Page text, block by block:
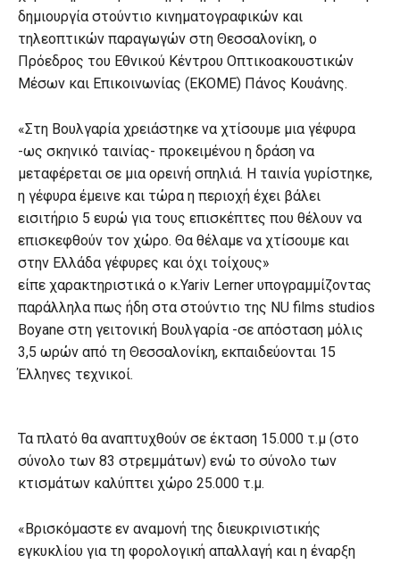
δημιουργία στούντιο κινηματογραφικών και
τηλεοπτικών παραγωγών στη Θεσσαλονίκη, ο
Πρόεδρος του Εθνικού Κέντρου Οπτικοακουστικών
Μέσων και Επικοινωνίας (ΕΚΟΜΕ) Πάνος Κουάνης.
«Στη Βουλγαρία χρειάστηκε να χτίσουμε μια γέφυρα
-ως σκηνικό ταινίας- προκειμένου η δράση να
μεταφέρεται σε μια ορεινή σπηλιά. Η ταινία γυρίστηκε,
η γέφυρα έμεινε και τώρα η περιοχή έχει βάλει
εισιτήριο 5 ευρώ για τους επισκέπτες που θέλουν να
επισκεφθούν τον χώρο. Θα θέλαμε να χτίσουμε και
στην Ελλάδα γέφυρες και όχι τοίχους»
είπε χαρακτηριστικά ο κ.Yariv Lerner υπογραμμίζοντας
παράλληλα πως ήδη στα στούντιο της NU films studios
Boyane στη γειτονική Βουλγαρία -σε απόσταση μόλις
3,5 ωρών από τη Θεσσαλονίκη, εκπαιδεύονται 15
Έλληνες τεχνικοί.
Τα πλατό θα αναπτυχθούν σε έκταση 15.000 τ.μ (στο
σύνολο των 83 στρεμμάτων) ενώ το σύνολο των
κτισμάτων καλύπτει χώρο 25.000 τ.μ.
«Βρισκόμαστε εν αναμονή της διευκρινιστικής
εγκυκλίου για τη φορολογική απαλλαγή και η έναρξη